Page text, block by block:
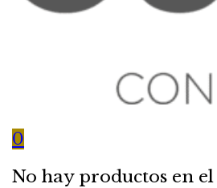
0
No hay productos en